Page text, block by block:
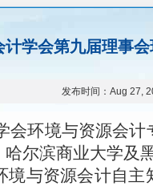
计学会第九届理事
发布时间： Aug 27,
会环境与资源会
尔滨商业大学及
境与资源会计自